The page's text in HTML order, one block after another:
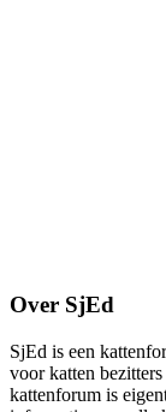
Over SjEd
SjEd is een
voor katten
kattenforum is